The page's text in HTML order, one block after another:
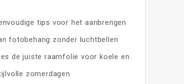
tips voor het aanbrengen
fotobehang zonder luchtbellen
de juiste raamfolie voor koele en
zomerdagen